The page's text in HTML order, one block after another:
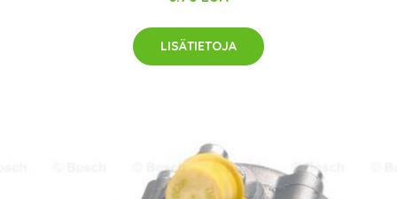
LISÄTIETOJA